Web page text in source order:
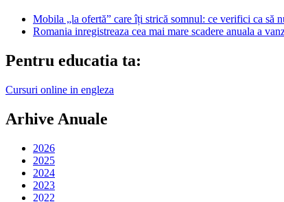
Mobila „la ofertă” care îți strică somnul: ce verifici ca să
Romania inregistreaza cea mai mare scadere anuala a
Pentru educatia ta:
Cursuri online in engleza
Arhive Anuale
2026
2025
2024
2023
2022